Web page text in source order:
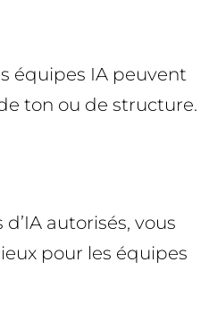
équipes IA peuvent
ton ou de structure.
autorisés, vous
pour les équipes